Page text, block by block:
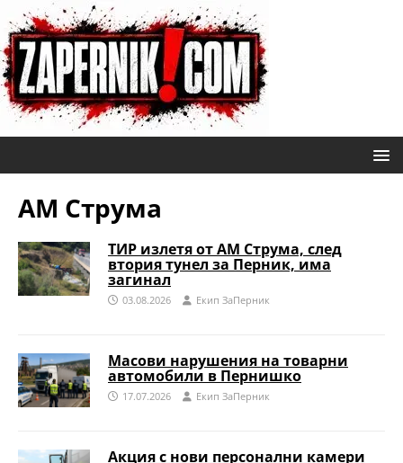
АМ Струма
ТИР излетя от АМ Струма, след
втория тунел за Перник, има
загинал
03.08.2026 Eкип ЗаПерник
Масови нарушения на товарни
автомобили в Пернишко
17.07.2026 Eкип ЗаПерник
Акция с нови персонални камери